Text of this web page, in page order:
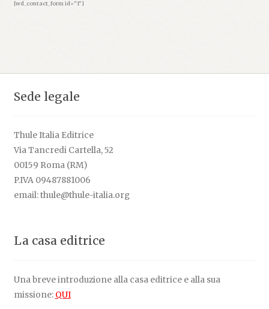
[wd_contact_form id=”1″]
Sede legale
Thule Italia Editrice
Via Tancredi Cartella, 52
00159 Roma (RM)
P.IVA 09487881006
email: thule@thule-italia.org
La casa editrice
Una breve introduzione alla casa editrice e alla sua
missione: QUI